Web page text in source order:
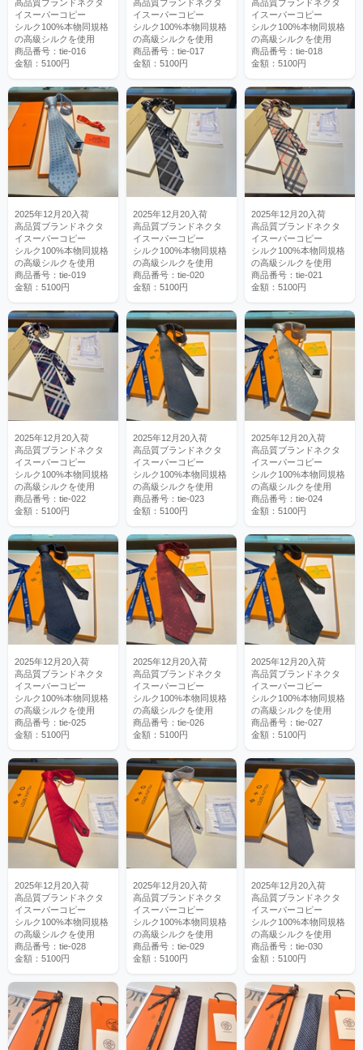
高品質ブランドネクタ
イスーパーコピー
シルク100%本物同規格
の高級シルクを使用
商品番号：tie-016
金額：5100円
高品質ブランドネクタ
イスーパーコピー
シルク100%本物同規格
の高級シルクを使用
商品番号：tie-017
金額：5100円
高品質ブランドネクタ
イスーパーコピー
シルク100%本物同規格
の高級シルクを使用
商品番号：tie-018
金額：5100円
2025年12月20入荷
高品質ブランドネクタ
イスーパーコピー
シルク100%本物同規格
の高級シルクを使用
商品番号：tie-019
金額：5100円
2025年12月20入荷
高品質ブランドネクタ
イスーパーコピー
シルク100%本物同規格
の高級シルクを使用
商品番号：tie-020
金額：5100円
2025年12月20入荷
高品質ブランドネクタ
イスーパーコピー
シルク100%本物同規格
の高級シルクを使用
商品番号：tie-021
金額：5100円
2025年12月20入荷
高品質ブランドネクタ
イスーパーコピー
シルク100%本物同規格
の高級シルクを使用
商品番号：tie-022
金額：5100円
2025年12月20入荷
高品質ブランドネクタ
イスーパーコピー
シルク100%本物同規格
の高級シルクを使用
商品番号：tie-023
金額：5100円
2025年12月20入荷
高品質ブランドネクタ
イスーパーコピー
シルク100%本物同規格
の高級シルクを使用
商品番号：tie-024
金額：5100円
2025年12月20入荷
高品質ブランドネクタ
イスーパーコピー
シルク100%本物同規格
の高級シルクを使用
商品番号：tie-025
金額：5100円
2025年12月20入荷
高品質ブランドネクタ
イスーパーコピー
シルク100%本物同規格
の高級シルクを使用
商品番号：tie-026
金額：5100円
2025年12月20入荷
高品質ブランドネクタ
イスーパーコピー
シルク100%本物同規格
の高級シルクを使用
商品番号：tie-027
金額：5100円
2025年12月20入荷
高品質ブランドネクタ
イスーパーコピー
シルク100%本物同規格
の高級シルクを使用
商品番号：tie-028
金額：5100円
2025年12月20入荷
高品質ブランドネクタ
イスーパーコピー
シルク100%本物同規格
の高級シルクを使用
商品番号：tie-029
金額：5100円
2025年12月20入荷
高品質ブランドネクタ
イスーパーコピー
シルク100%本物同規格
の高級シルクを使用
商品番号：tie-030
金額：5100円